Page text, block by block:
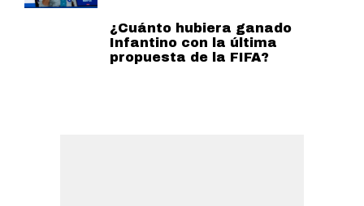
¿Cuánto hubiera ganado
Infantino con la última
propuesta de la FIFA?